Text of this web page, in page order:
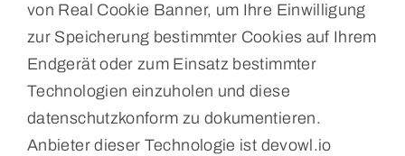
von Real Cookie Banner, um Ihre Einwilligung
zur Speicherung bestimmter Cookies auf Ihrem
Endgerät oder zum Einsatz bestimmter
Technologien einzuholen und diese
datenschutzkonform zu dokumentieren.
Anbieter dieser Technologie ist devowl.io